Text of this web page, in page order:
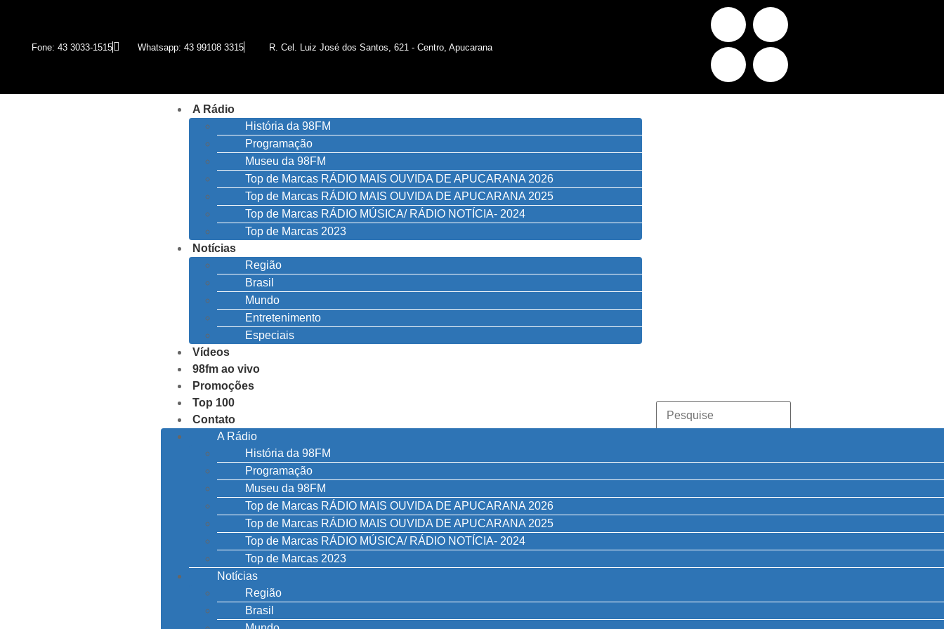
Fone: 43 3033-1515 Whatsapp: 43 99108 3315 R. Cel. Luiz José dos Santos, 621 - Centro, Apucarana
A Rádio
História da 98FM
Programação
Museu da 98FM
Top de Marcas RÁDIO MAIS OUVIDA DE APUCARANA 2026
Top de Marcas RÁDIO MAIS OUVIDA DE APUCARANA 2025
Top de Marcas RÁDIO MÚSICA/ RÁDIO NOTÍCIA- 2024
Top de Marcas 2023
Notícias
Região
Brasil
Mundo
Entretenimento
Especiais
Vídeos
98fm ao vivo
Promoções
Top 100
Contato
A Rádio
História da 98FM
Programação
Museu da 98FM
Top de Marcas RÁDIO MAIS OUVIDA DE APUCARANA 2026
Top de Marcas RÁDIO MAIS OUVIDA DE APUCARANA 2025
Top de Marcas RÁDIO MÚSICA/ RÁDIO NOTÍCIA- 2024
Top de Marcas 2023
Notícias
Região
Brasil